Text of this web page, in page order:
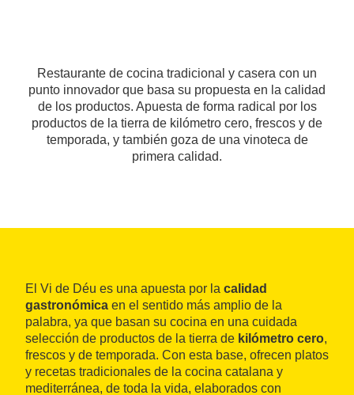
Restaurante de cocina tradicional y casera con un
punto innovador que basa su propuesta en la calidad
de los productos. Apuesta de forma radical por los
productos de la tierra de kilómetro cero, frescos y de
temporada, y también goza de una vinoteca de
primera calidad.
El Vi de Déu es una apuesta por la calidad
gastronómica en el sentido más amplio de la
palabra, ya que basan su cocina en una cuidada
selección de productos de la tierra de kilómetro cero,
frescos y de temporada. Con esta base, ofrecen platos
y recetas tradicionales de la cocina catalana y
mediterránea, de toda la vida, elaborados con